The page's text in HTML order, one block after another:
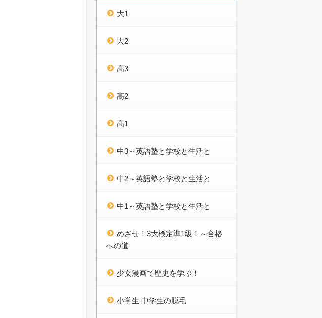
大1
大2
高3
高2
高1
中3～英語塾と学校と生活と
中2～英語塾と学校と生活と
中1～英語塾と学校と生活と
めざせ！3大検定準1級！～合格
への道
少女漫画で歴史を学ぶ！
小学生 中学生の脱毛